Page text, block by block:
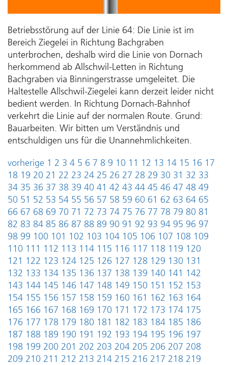
Betriebsstörung auf der Linie 64: Die Linie ist im
Bereich Ziegelei in Richtung Bachgraben
unterbrochen, deshalb wird die Linie von Dornach
herkommend ab Allschwil-Letten in Richtung
Bachgraben via Binningerstrasse umgeleitet. Die
Haltestelle Allschwil-Ziegelei kann derzeit leider nicht
bedient werden. In Richtung Dornach-Bahnhof
verkehrt die Linie auf der normalen Route. Grund:
Bauarbeiten. Wir bitten um Verständnis und
entschuldigen uns für die Unannehmlichkeiten.
vorherige 1 2 3 4 5 6 7 8 9 10 11 12 13 14 15 16 17
18 19 20 21 22 23 24 25 26 27 28 29 30 31 32 33
34 35 36 37 38 39 40 41 42 43 44 45 46 47 48 49
50 51 52 53 54 55 56 57 58 59 60 61 62 63 64 65
66 67 68 69 70 71 72 73 74 75 76 77 78 79 80 81
82 83 84 85 86 87 88 89 90 91 92 93 94 95 96 97
98 99 100 101 102 103 104 105 106 107 108 109
110 111 112 113 114 115 116 117 118 119 120
121 122 123 124 125 126 127 128 129 130 131
132 133 134 135 136 137 138 139 140 141 142
143 144 145 146 147 148 149 150 151 152 153
154 155 156 157 158 159 160 161 162 163 164
165 166 167 168 169 170 171 172 173 174 175
176 177 178 179 180 181 182 183 184 185 186
187 188 189 190 191 192 193 194 195 196 197
198 199 200 201 202 203 204 205 206 207 208
209 210 211 212 213 214 215 216 217 218 219